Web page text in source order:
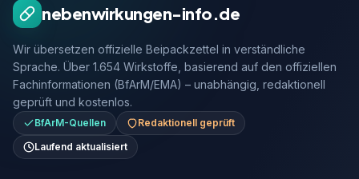
nebenwirkungen-info.de
Wir übersetzen offizielle Beipackzettel in verständliche
Sprache. Über 1.654 Wirkstoffe, basierend auf den offiziellen
Fachinformationen (BfArM/EMA) – unabhängig, redaktionell
geprüft und kostenlos.
BfArM-Quellen
Redaktionell geprüft
Laufend aktualisiert